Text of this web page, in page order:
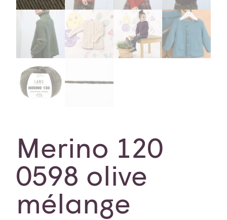
Merino 120
0598 olive
mélange